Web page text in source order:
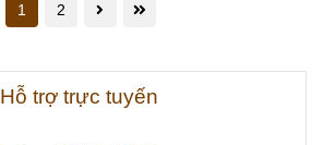
1 2
Hỗ trợ trực tuyến